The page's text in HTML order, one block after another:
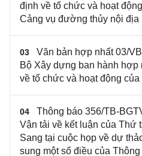
định về tổ chức và hoạt
Cảng vụ đường thủy nội địa
03
Văn bản hợp nhất 03/
Bộ Xây dựng ban hành hợp
về tổ chức và hoạt động
04
Thông báo 356/TB-
Vận tải về kết luận của Thứ
Sang tại cuộc họp về dự
sung một số điều của